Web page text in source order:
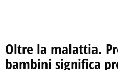
Oltre la malattia.
bambini significa